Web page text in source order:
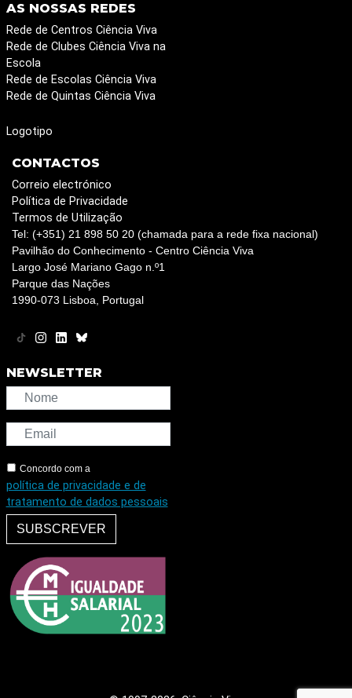
AS NOSSAS REDES
Rede de Centros Ciência Viva
Rede de Clubes Ciência Viva na
Escola
Rede de Escolas Ciência Viva
Rede de Quintas Ciência Viva
Logotipo
CONTACTOS
Correio electrónico
Política de Privacidade
Termos de Utilização
Tel: (+351) 21 898 50 20 (chamada para a rede fixa nacional)
Pavilhão do Conhecimento - Centro Ciência Viva
Largo José Mariano Gago n.º1
Parque das Nações
1990-073 Lisboa, Portugal
NEWSLETTER
Concordo com a
política de privacidade e de
tratamento de dados pessoais
SUBSCREVER